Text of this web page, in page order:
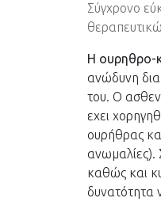
Σύγχρονο
Η ουρηθρο-
ανώδυνη
του. Ο
εχει
ουρήθρας
ανωμαλίες).
καθώς και
δυνατότητα